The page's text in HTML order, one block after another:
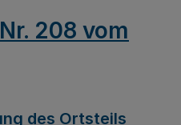
208 vom
des Ortsteils